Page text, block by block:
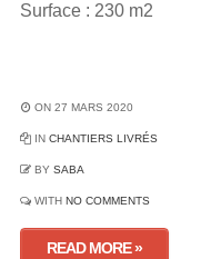
Surface : 230 m2
ON 27 MARS 2020
IN CHANTIERS LIVRÉS
BY SABA
WITH NO COMMENTS
READ MORE »